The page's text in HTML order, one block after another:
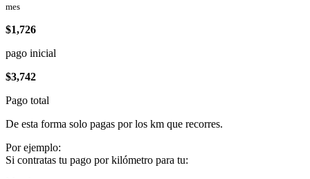
mes
$1,726
pago inicial
$3,742
Pago total
De esta forma solo pagas por los km que recorres.
Por ejemplo:
Si contratas tu pago por kilómetro para tu: